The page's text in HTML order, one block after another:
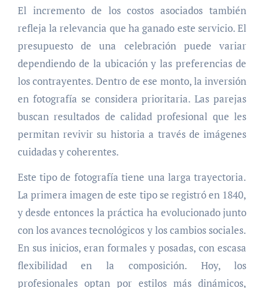
El incremento de los costos asociados también
refleja la relevancia que ha ganado este servicio. El
presupuesto de una celebración puede variar
dependiendo de la ubicación y las preferencias de
los contrayentes. Dentro de ese monto, la inversión
en fotografía se considera prioritaria. Las parejas
buscan resultados de calidad profesional que les
permitan revivir su historia a través de imágenes
cuidadas y coherentes.
Este tipo de fotografía tiene una larga trayectoria.
La primera imagen de este tipo se registró en 1840,
y desde entonces la práctica ha evolucionado junto
con los avances tecnológicos y los cambios sociales.
En sus inicios, eran formales y posadas, con escasa
flexibilidad en la composición. Hoy, los
profesionales optan por estilos más dinámicos,